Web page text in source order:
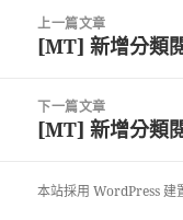
上一篇文章
上
篇
文
[MT] 新增分類
下一篇文章
下
篇
[MT] 新增分類
本站採用 WordPress 建